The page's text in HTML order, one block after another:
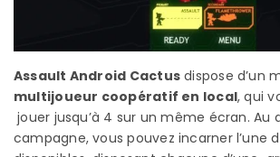
Assault Android Cactusdispose d’un
multijoueur coopératif en local, qui
jouer jusqu’à 4 sur un même écran. Au
campagne, vous pouvez incarner l’une